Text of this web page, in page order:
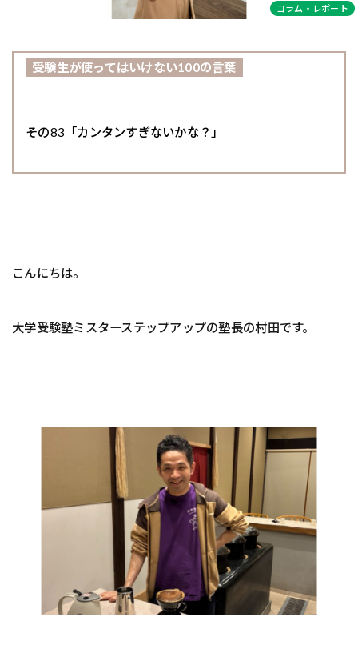
コラム・レポート
受験生が使ってはいけない100の言葉
その83「カンタンすぎないかな？」
こんにちは。
大学受験塾ミスターステップアップの塾長の村田です。